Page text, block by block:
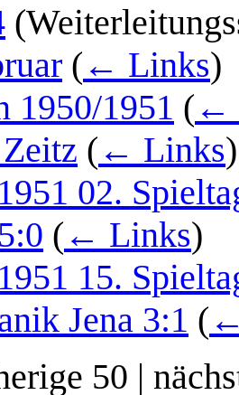
( ← Links)
1950/1951 ( ←
( ← Links)
02.
( ← Links)
15.
Jena 3:1 (
50 |